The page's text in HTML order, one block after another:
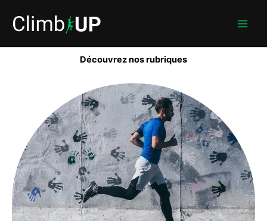
contenu
Découvrez nos rubriques